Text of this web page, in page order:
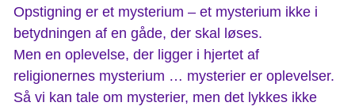
Opstigning er et mysterium – et mysterium ikke i
betydningen af en gåde, der skal løses.
Men en oplevelse, der ligger i hjertet af
religionernes mysterium … mysterier er oplevelser.
Så vi kan tale om mysterier, men det lykkes ikke